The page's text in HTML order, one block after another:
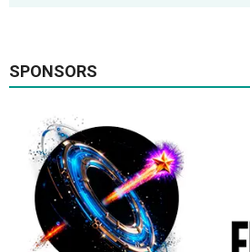
SPONSORS